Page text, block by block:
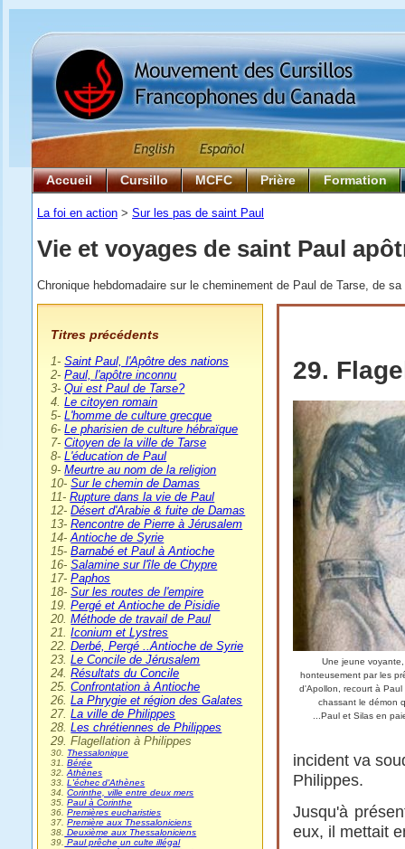
Accueil Cursillo MCFC Prière Formation
La foi en action > Sur les pas de saint Paul
Vie et voyages de saint Paul
Chronique hebdomadaire sur le cheminement de Paul de Tarse, de
Titres précédents
1-Saint Paul, l'Apôtre des nations
2-Paul, l'apôtre inconnu
3-Qui est Paul de Tarse?
4.Le citoyen romain
5-L'homme de culture grecque
6-Le pharisien de culture hébraïque
7-Citoyen de la ville de Tarse
8-L'éducation de Paul
9-Meurtre au nom de la religion
10-Sur le chemin de Damas
11-Rupture dans la vie de Paul
12-Désert d'Arabie & fuite de Damas
13-Rencontre de Pierre à Jérusalem
14-Antioche de Syrie
15-Barnabé et Paul à Antioche
16-Salamine sur l'île de Chypre
17-Paphos
18-Sur les routes de l'empire
19.Pergé et Antioche de Pisidie
20.Méthode de travail de Paul
21.Iconium et Lystres
22.Derbé, Pergé ..Antioche de Syrie
23.Le Concile de Jérusalem
24.Résultats du Concile
25.Confrontation à Antioche
26.La Phrygie et région des Galates
27.La ville de Philippes
28.Les chrétiennes de Philippes
29. Flagellation à Philippes
30. Thessalonique
31.Bérée
32.Athènes
33.L'échec d'Athènes
34.Corinthe, ville entre deux mers
35.Paul à Corinthe
36.Premières eucharisties
37.Première aux Thessaloniciens
38. Deuxième aux Thessaloniciens
39. Paul prêche un culte illégal
29.
Une jeune
honteusement par les
d'Apollon, recourt à
chassant le démon
...Paul et Silas en
incident va
Philippes.
Jusqu'à
eux, il mettait